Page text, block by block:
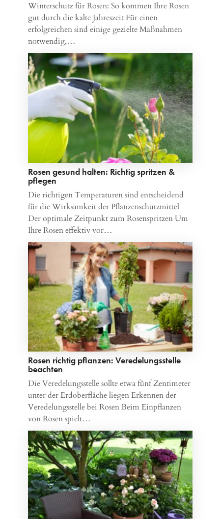
Winterschutz für Rosen: So kommen Ihre Rosen
gut durch die kalte Jahreszeit Für einen
erfolgreichen sind einige gezielte Maßnahmen
notwendig,…
Rosen gesund halten: Richtig spritzen &
pflegen
Die richtigen Temperaturen sind entscheidend
für die Wirksamkeit der Pflanzenschutzmittel
Der optimale Zeitpunkt zum Rosenspritzen Um
Ihre Rosen effektiv vor…
Rosen richtig pflanzen: Veredelungsstelle
beachten
Die Veredelungsstelle sollte etwa fünf Zentimeter
unter der Erdoberfläche liegen Erkennen der
Veredelungsstelle bei Rosen Beim Einpflanzen
von Rosen spielt…